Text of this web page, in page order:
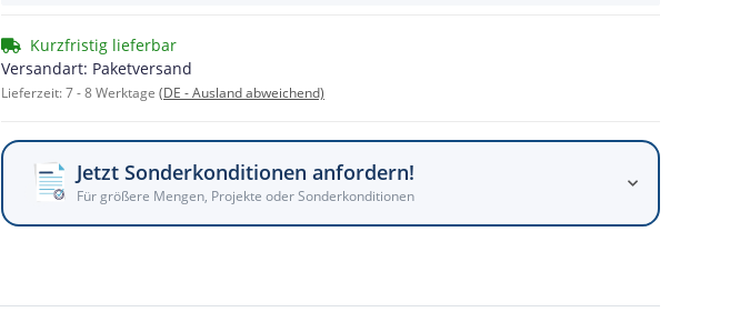
Kurzfristig lieferbar
Versandart: Paketversand
Lieferzeit:7 - 8 Werktage (DE - Ausland abweichend)
Jetzt Sonderkonditionen anfordern!
Für größere Mengen, Projekte oder Sonderkonditionen